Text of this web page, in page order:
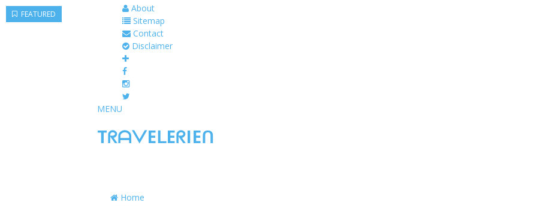
About
Sitemap
Contact
Disclaimer
MENU
TᖇᗩᐯEᒪEᖇIEᑎ
Home
FEATURED